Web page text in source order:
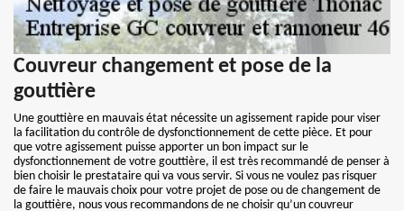
Couvreur changement et pose de la
gouttière
Une gouttière en mauvais état nécessite un agissement rapide pour viser
la facilitation du contrôle de dysfonctionnement de cette pièce. Et pour
que votre agissement puisse apporter un bon impact sur le
dysfonctionnement de votre gouttière, il est très recommandé de penser à
bien choisir le prestataire qui va vous servir. Si vous ne voulez pas risquer
de faire le mauvais choix pour votre projet de pose ou de changement de
la gouttière, nous vous recommandons de ne choisir qu’un couvreur